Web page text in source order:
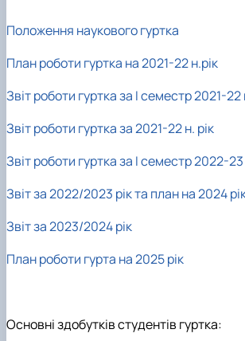
Положення наукового гуртка
План роботи гуртка на 2021-22 н.рік
Звіт роботи гуртка за І семестр 2021-22
Звіт роботи гуртка за 2021-22 н. рік
Звіт роботи гуртка за І семестр 2022-23
Звіт за 2022/2023 рік та план на 2024
Звіт за 2023/2024 рік
План роботи гурта на 2025 рік
Основні здобутків студентів гуртка: